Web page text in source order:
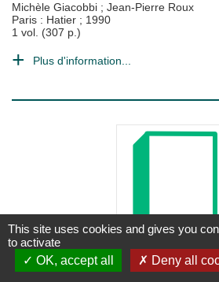
Michèle Giacobbi ; Jean-Pierre Roux
Paris : Hatier ; 1990
1 vol. (307 p.)
Plus d'information...
LIVRE
This site uses cookies and gives you
to activate
OK, accept all
Deny all